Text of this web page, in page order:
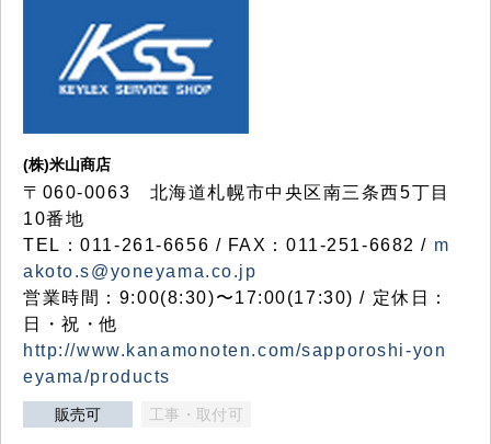
(株)米山商店
〒060-0063 北海道札幌市中央区南三条西5丁目
10番地
TEL：011-261-6656 / FAX：011-251-6682 / m
akoto.s@yoneyama.co.jp
営業時間：9:00(8:30)〜17:00(17:30) / 定休日：
日・祝・他
http://www.kanamonoten.com/sapporoshi-yon
eyama/products
販売可 工事・取付可